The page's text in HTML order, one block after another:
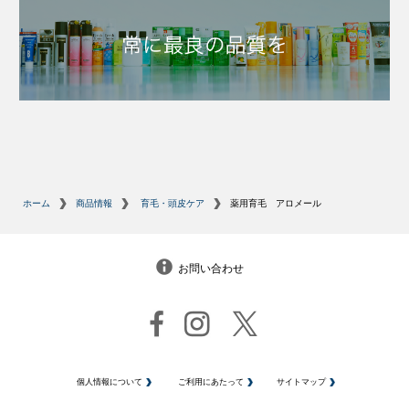
ホーム 商品情報 育毛・頭皮ケア 薬用育毛 アロメール
お問い合わせ
個人情報について ご利用にあたって サイトマップ